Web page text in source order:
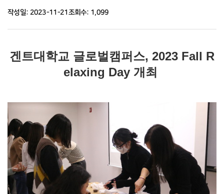
작성일: 2023-11-21조회수: 1,099
겐트대학교 글로벌캠퍼스, 2023 Fall R
elaxing Day 개최